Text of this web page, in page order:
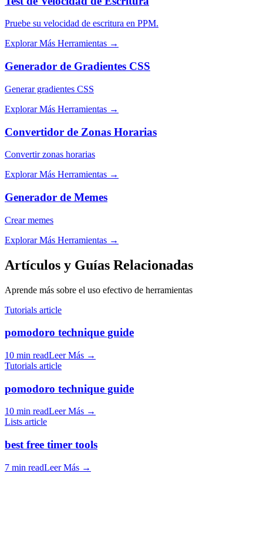
Pruebe su velocidad de escritura en PPM.
Explorar Más Herramientas →
Generador de Gradientes CSS
Generar gradientes CSS
Explorar Más Herramientas →
Convertidor de Zonas Horarias
Convertir zonas horarias
Explorar Más Herramientas →
Generador de Memes
Crear memes
Explorar Más Herramientas →
Artículos y Guías Relacionadas
Aprende más sobre el uso efectivo de herramientas
Tutorials article
pomodoro technique guide
10 min readLeer Más →
Tutorials article
pomodoro technique guide
10 min readLeer Más →
Lists article
best free timer tools
7 min readLeer Más →